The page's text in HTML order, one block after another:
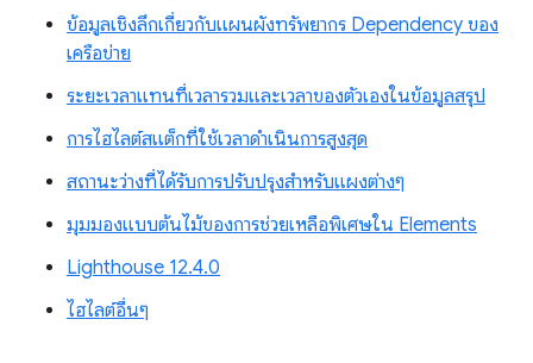
ข้อมูลเชิงลึกเกี่ยวกับแผนผังทรัพยากร Dependency ของ
เครือข่าย
ระยะเวลาแทนที่เวลารวมและเวลาของตัวเองในข้อมูลสรุป
การไฮไลต์สแต็กที่ใช้เวลาดำเนินการสูงสุด
สถานะว่างที่ได้รับการปรับปรุงสำหรับแผงต่างๆ
มุมมองแบบต้นไม้ของการช่วยเหลือพิเศษใน Elements
Lighthouse 12.4.0
ไฮไลต์อื่นๆ